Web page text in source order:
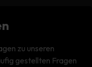
•
zu unseren
gestellten Fragen